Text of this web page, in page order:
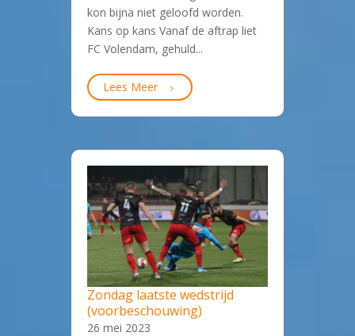
kon bijna niet geloofd worden.
Kans op kans Vanaf de aftrap liet
FC Volendam, gehuld...
Lees Meer
Zondag laatste wedstrijd
(voorbeschouwing)
26 mei 2023